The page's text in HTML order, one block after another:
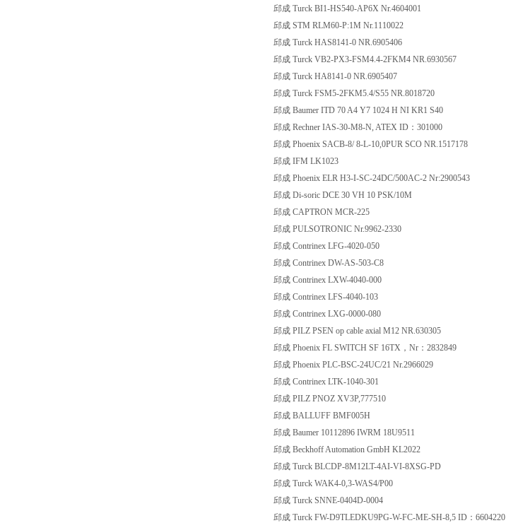
邱成 Turck BI1-HS540-AP6X Nr.4604001
邱成 STM RLM60-P:1M Nr.1110022
邱成 Turck HAS8141-0 NR.6905406
邱成 Turck VB2-PX3-FSM4.4-2FKM4 NR.6930567
邱成 Turck HA8141-0 NR.6905407
邱成 Turck FSM5-2FKM5.4/S55 NR.8018720
邱成 Baumer ITD 70 A4 Y7 1024 H NI KR1 S40
邱成 Rechner IAS-30-M8-N, ATEX ID：301000
邱成 Phoenix SACB-8/ 8-L-10,0PUR SCO NR.1517178
邱成 IFM LK1023
邱成 Phoenix ELR H3-I-SC-24DC/500AC-2 Nr:2900543
邱成 Di-soric DCE 30 VH 10 PSK/10M
邱成 CAPTRON MCR-225
邱成 PULSOTRONIC Nr.9962-2330
邱成 Contrinex LFG-4020-050
邱成 Contrinex DW-AS-503-C8
邱成 Contrinex LXW-4040-000
邱成 Contrinex LFS-4040-103
邱成 Contrinex LXG-0000-080
邱成 PILZ PSEN op cable axial M12 NR.630305
邱成 Phoenix FL SWITCH SF 16TX，Nr：2832849
邱成 Phoenix PLC-BSC-24UC/21 Nr.2966029
邱成 Contrinex LTK-1040-301
邱成 PILZ PNOZ XV3P,777510
邱成 BALLUFF BMF005H
邱成 Baumer 10112896 IWRM 18U9511
邱成 Beckhoff Automation GmbH KL2022
邱成 Turck BLCDP-8M12LT-4AI-VI-8XSG-PD
邱成 Turck WAK4-0,3-WAS4/P00
邱成 Turck SNNE-0404D-0004
邱成 Turck FW-D9TLEDKU9PG-W-FC-ME-SH-8,5 ID：6604220